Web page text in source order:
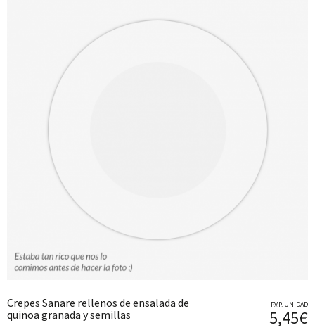
Crepes Sanare rellenos de ensalada de
quinoa granada y semillas
P.V.P. UNIDAD
5,45€